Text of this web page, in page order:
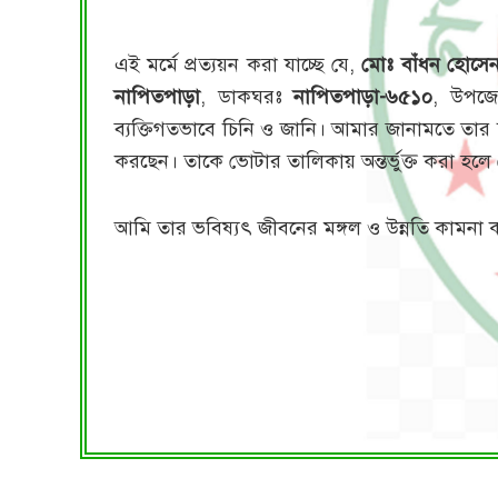
এই মর্মে প্রত্যয়ন করা যাচ্ছে যে,মোঃ বাঁধন
নাপিতপাড়া, ডাকঘরঃনাপিতপাড়া-৬৫১০,
ব্যক্তিগতভাবে চিনি ও জানি। আমার জানামতে
করছেন। তাকে ভোটার তালিকায় অন্তর্ভুক্ত করা
আমি তার ভবিষ্যৎ জীবনের মঙ্গল ও উন্নতি কামনা